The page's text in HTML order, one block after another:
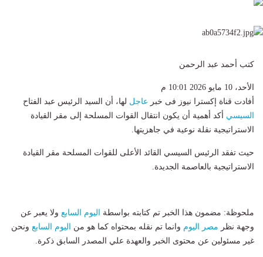
كتب أحمد عبد الرحمن
الأحد، 10 مايو 2026 10:01 م
أفادت قناة إكسترا نيوز فى خبر عاجل لها، أن السيد الرئيس عبد الفتاح
السيسي أكد أهمية أن يكون انتقال القوات المسلحة إلى مقر القيادة
الاستراتيجية نقلة نوعية في جاهزيتها.
حيث تفقد الرئيس السيسي القائد الأعلى للقوات المسلحة مقر القيادة
الاستراتيجية بالعاصمة الجديدة.
ملحوظة: مضمون هذا الخبر تم كتابته بواسطة اليوم السابع ولا يعبر عن
وجهة نظر مصر اليوم وانما تم نقله بمحتواه كما هو من اليوم السابع ونحن
غير مسئولين عن محتوى الخبر والعهدة علي المصدر السابق ذكرة.